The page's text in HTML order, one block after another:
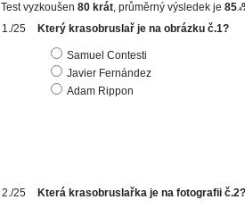
Test vyzkoušen 80 krát, průměrný výsledek je 85 .4
Který krasobruslař je na obrázku č.1?
Samuel Contesti
Javier Fernández
Adam Rippon
Která krasobruslařka je na fotografii č.2?